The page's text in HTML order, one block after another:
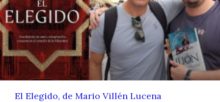
El Elegido, de Mario Villén Lucena